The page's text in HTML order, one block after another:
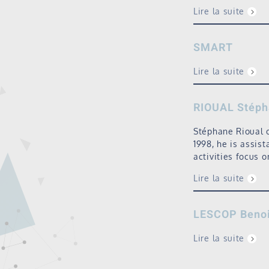
Lire la suite
SMART
Lire la suite
RIOUAL
Stéphane Rioual
1998, he is
activities focus
Lire la suite
LESCOP
Lire la suite